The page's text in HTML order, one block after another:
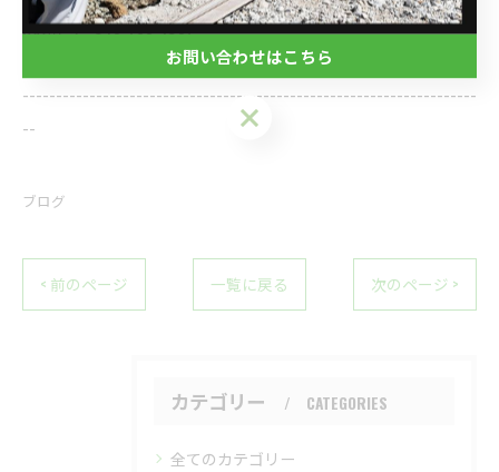
FAX番号 : 048-788-1957
--------------------------------------------------------------------
--
ブログ
< 前のページ 一覧に戻る 次のページ >
カテゴリー CATEGORIES
全てのカテゴリー
お問い合わせはこちら
お問い合わせはこちら